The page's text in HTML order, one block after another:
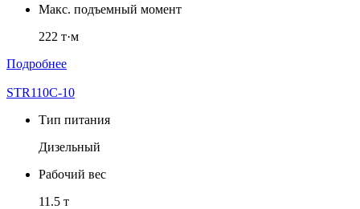
Макс. подъемный момент
222 т·м
Подробнее
STR110C-10
Тип питания
Дизельный
Рабочий вес
11.5 т